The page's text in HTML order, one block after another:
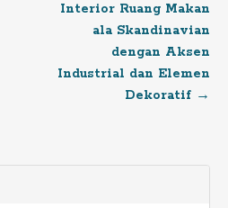
Interior Ruang Makan
ala Skandinavian
dengan Aksen
Industrial dan Elemen
Dekoratif →